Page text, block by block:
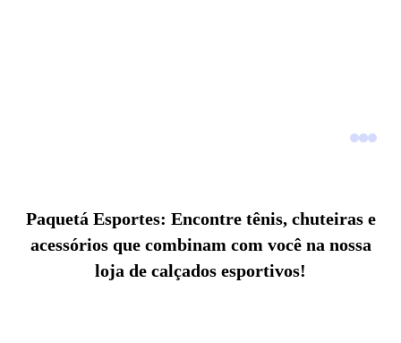
Paquetá Esportes: Encontre tênis, chuteiras e
acessórios que combinam com você na nossa
loja de calçados esportivos!